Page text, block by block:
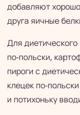
добавляют
друга яичные
Для диетического
по-польски,
пироги с
клецек по-
и потихоньку